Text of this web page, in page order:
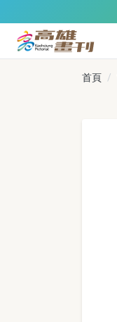
高雄畫刊
首頁